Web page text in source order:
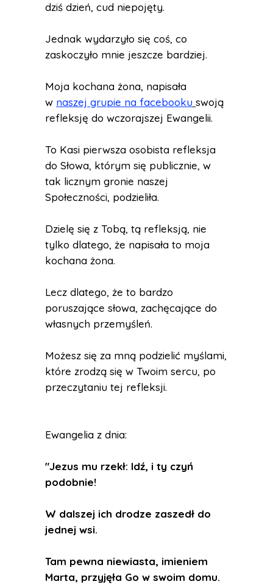
dziś dzień, cud niepojęty.
Jednak wydarzyło się coś, co
zaskoczyło mnie jeszcze bardziej.
Moja kochana żona, napisała
w naszej grupie na facebooku swoją
refleksję do wczorajszej Ewangelii.
To Kasi pierwsza osobista refleksja
do Słowa, którym się publicznie, w
tak licznym gronie naszej
Społeczności, podzieliła.
Dzielę się z Tobą, tą refleksją, nie
tylko dlatego, że napisała to moja
kochana żona.
Lecz dlatego, że to bardzo
poruszające słowa, zachęcające do
własnych przemyśleń.
Możesz się za mną podzielić myślami,
które zrodzą się w Twoim sercu, po
przeczytaniu tej refleksji.
Ewangelia z dnia:
"Jezus mu rzekł: Idź, i ty czyń
podobnie!
W dalszej ich drodze zaszedł do
jednej wsi.
Tam pewna niewiasta, imieniem
Marta, przyjęła Go w swoim domu.